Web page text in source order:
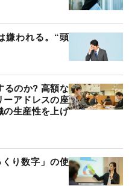
嫌われる。“頭
るのか? 高額な
ーアドレスの座
の生産性を上げ
り数字」の使